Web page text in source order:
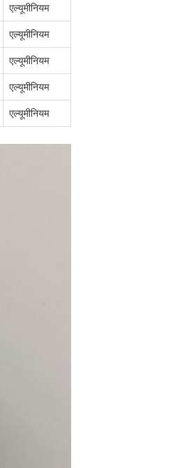
एल्यूमीनियम
एल्यूमीनियम
एल्यूमीनियम
एल्यूमीनियम
एल्यूमीनियम